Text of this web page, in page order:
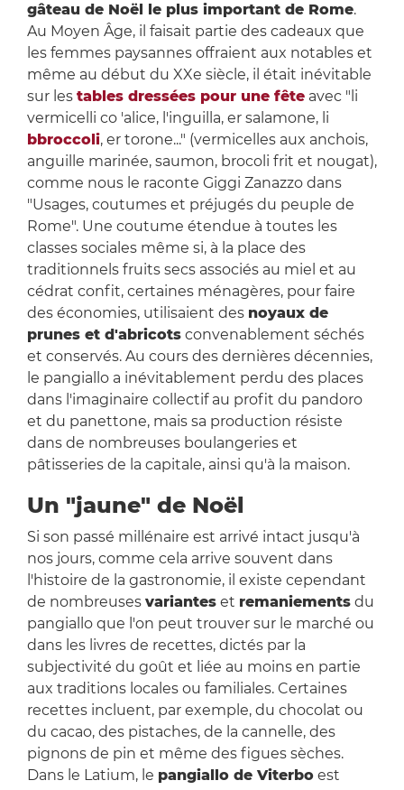
gâteau de Noël le plus important de Rome.
Au Moyen Âge, il faisait partie des cadeaux que
les femmes paysannes offraient aux notables et
même au début du XXe siècle, il était inévitable
sur les tables dressées pour une fêteavec "li
vermicelli co 'alice, l'inguilla, er salamone, li
bbroccoli, er torone..." (vermicelles aux anchois,
anguille marinée, saumon, brocoli frit et nougat),
comme nous le raconte Giggi Zanazzo dans
"Usages, coutumes et préjugés du peuple de
Rome". Une coutume étendue à toutes les
classes sociales même si, à la place des
traditionnels fruits secs associés au miel et au
cédrat confit, certaines ménagères, pour faire
des économies, utilisaient des noyaux de
prunes et d'abricotsconvenablement séchés
et conservés. Au cours des dernières décennies,
le pangiallo a inévitablement perdu des places
dans l'imaginaire collectif au profit du pandoro
et du panettone, mais sa production résiste
dans de nombreuses boulangeries et
pâtisseries de la capitale, ainsi qu'à la maison.
Un "jaune" de Noël
Si son passé millénaire est arrivé intact jusqu'à
nos jours, comme cela arrive souvent dans
l'histoire de la gastronomie, il existe cependant
de nombreuses varianteset remaniementsdu
pangiallo que l'on peut trouver sur le marché ou
dans les livres de recettes, dictés par la
subjectivité du goût et liée au moins en partie
aux traditions locales ou familiales. Certaines
recettes incluent, par exemple, du chocolat ou
du cacao, des pistaches, de la cannelle, des
pignons de pin et même des figues sèches.
Dans le Latium, le pangiallo de Viterboest